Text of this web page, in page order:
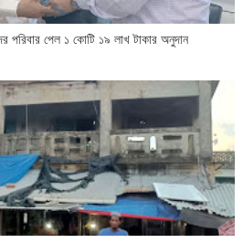
পরিবার পেল ১ কোটি ১৯ লাখ টাকার অনুদান